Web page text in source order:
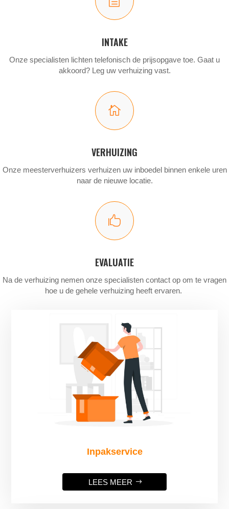
INTAKE
Onze specialisten lichten telefonisch de prijsopgave toe. Gaat u
akkoord? Leg uw verhuizing vast.

VERHUIZING
Onze meesterverhuizers verhuizen uw inboedel binnen enkele uren
naar de nieuwe locatie.

EVALUATIE
Na de verhuizing nemen onze specialisten contact op om te vragen
hoe u de gehele verhuizing heeft ervaren.
Inpakservice
LEES MEER